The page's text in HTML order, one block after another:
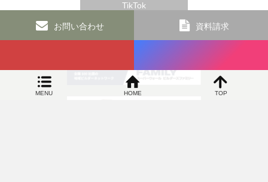
TikTok
お問い合わせ 資料請求
MENU HOME TOP